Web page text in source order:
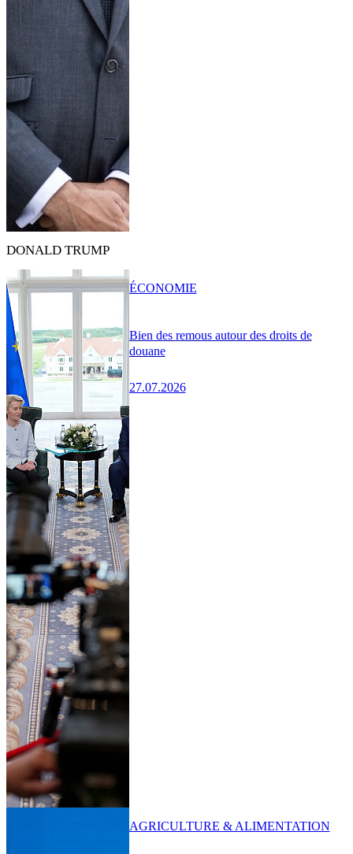
DONALD TRUMP
Bien des remous autour des droits de
douane
27.07.2026
ÉCONOMIE
AGRICULTURE & ALIMENTATION